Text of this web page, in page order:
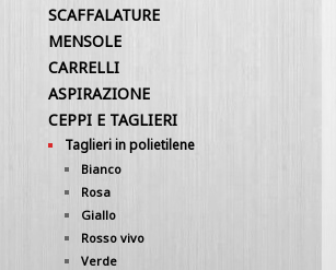
SCAFFALATURE
MENSOLE
CARRELLI
ASPIRAZIONE
CEPPI E TAGLIERI
Taglieri in polietilene
Bianco
Rosa
Giallo
Rosso vivo
Verde